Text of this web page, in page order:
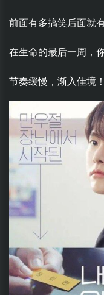
前面有多搞笑后面就
在生命的最后一周，
节奏缓慢，渐入佳境！